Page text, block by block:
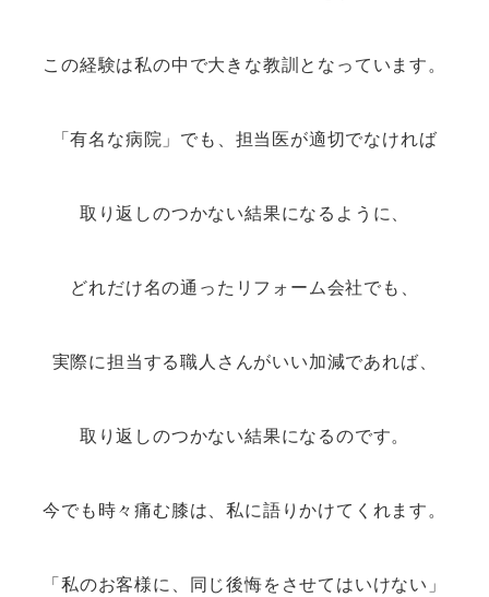
この経験は私の中で大きな教訓となっています。
「有名な病院」でも、担当医が適切でなければ
取り返しのつかない結果になるように、
どれだけ名の通ったリフォーム会社でも、
実際に担当する職人さんがいい加減であれば、
取り返しのつかない結果になるのです。
今でも時々痛む膝は、私に語りかけてくれます。
「私のお客様に、同じ後悔をさせてはいけない」